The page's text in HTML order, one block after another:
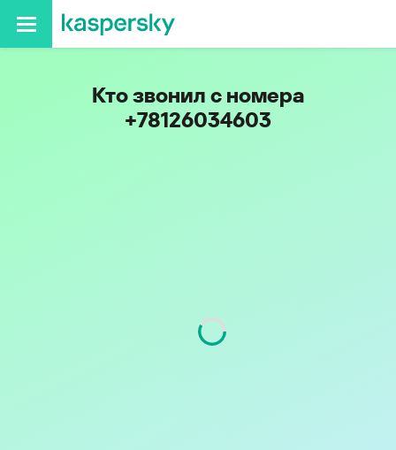
Кто звонил с номера
+78126034603